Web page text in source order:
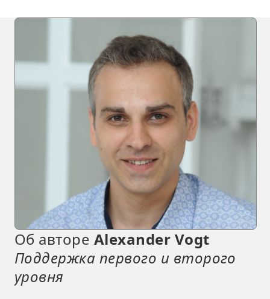
Об авторе Alexander Vogt
Поддержка первого и второго
уровня